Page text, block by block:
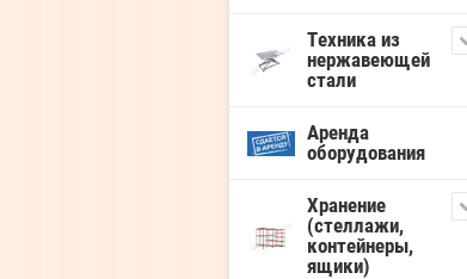
Техника из
нержавеющей
стали
Аренда
оборудования
Хранение
(стеллажи,
контейнеры,
ящики)